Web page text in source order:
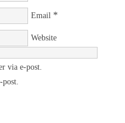
Email *
Website
via e-post.
post.